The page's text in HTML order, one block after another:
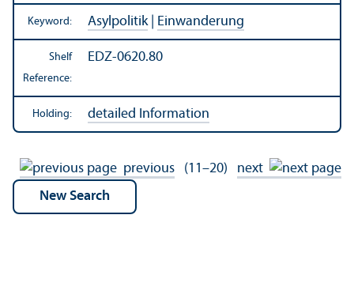
Keyword: Asylpolitik| Einwanderung
Shelf
Reference:
EDZ-0620.80
Holding: detailed Information
previous (11–20) next